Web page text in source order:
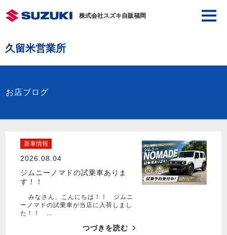
株式会社スズキ自販福岡
久留米営業所
お店ブログ
新車情報
2026.08.04
ジムニーノマドの試乗車ありま
す！！
みなさん、こんにちは！！ ジムニ
ーノマドの試乗車が当店に入荷しまし
た！！ …
つづきを読む